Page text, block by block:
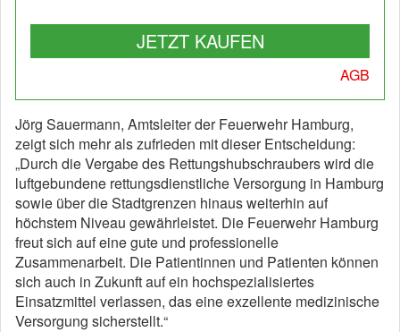
JETZT KAUFEN
AGB
Jörg Sauermann, Amtsleiter der Feuerwehr Hamburg,
zeigt sich mehr als zufrieden mit dieser Entscheidung:
„Durch die Vergabe des Rettungshubschraubers wird die
luftgebundene rettungsdienstliche Versorgung in Hamburg
sowie über die Stadtgrenzen hinaus weiterhin auf
höchstem Niveau gewährleistet. Die Feuerwehr Hamburg
freut sich auf eine gute und professionelle
Zusammenarbeit. Die Patientinnen und Patienten können
sich auch in Zukunft auf ein hochspezialisiertes
Einsatzmittel verlassen, das eine exzellente medizinische
Versorgung sicherstellt.“